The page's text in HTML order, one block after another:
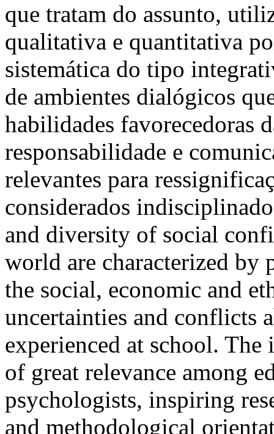
que tratam do assunto,
qualitativa e quantitativa
sistemática do tipo
de ambientes dialógicos
habilidades favorecedoras
responsabilidade e
relevantes para
considerados
and diversity of social
world are characterized by
the social, economic and
uncertainties and conflicts
experienced at school.
of great relevance among
psychologists, inspiring
and methodological